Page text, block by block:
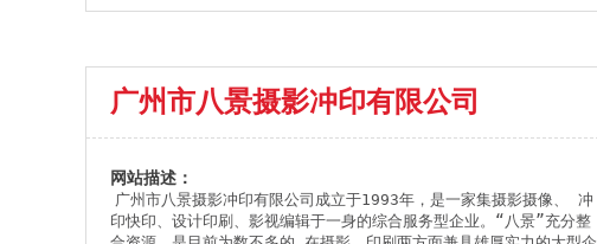
广州市八景摄影冲印有限公司
网站描述：
广州市八景摄影冲印有限公司成立于1993年，是一家集摄影摄像、 冲
印快印、设计印刷、影视编辑于一身的综合服务型企业。“八景”充分整